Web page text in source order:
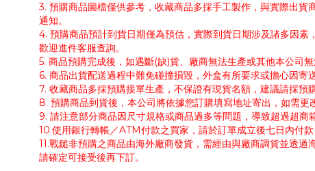
3. 預購商品圖檔僅供參考，收藏商品多採手工製作，與實際出
通知。
4. 預購商品預計到貨日期僅為預估，實際到貨日期涉及諸多因
歡迎進件客服查詢。
5. 商品預購完成後，如遇斷(缺)貨、廠商無法生產或其他本公司
6. 商品出貨配送過程中難免碰撞損毀，外盒有所要求或擔心因寄
7. 收藏商品多採預購接單生產，不保證有現貨名額，建議請採預
8. 預購商品到貨後，本公司將依據您訂購填寫地址寄出，如需更
9. 請注意部分商品因尺寸規格或商品過多等問題，導致超過超商
10.使用銀行轉帳／ATM付款之買家，請於訂單成立後七日內付
11.戰鎚非預購之商品由海外廠商發貨，需經由與廠商調貨並透
請確定可接受後再下訂。